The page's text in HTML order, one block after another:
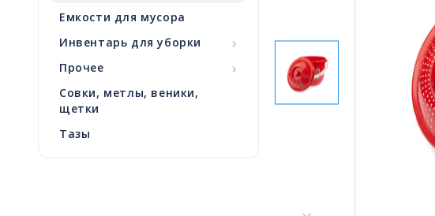
Емкости для мусора
Инвентарь для уборки
›
Прочее ›
Совки, метлы, веники,
щетки
Тазы